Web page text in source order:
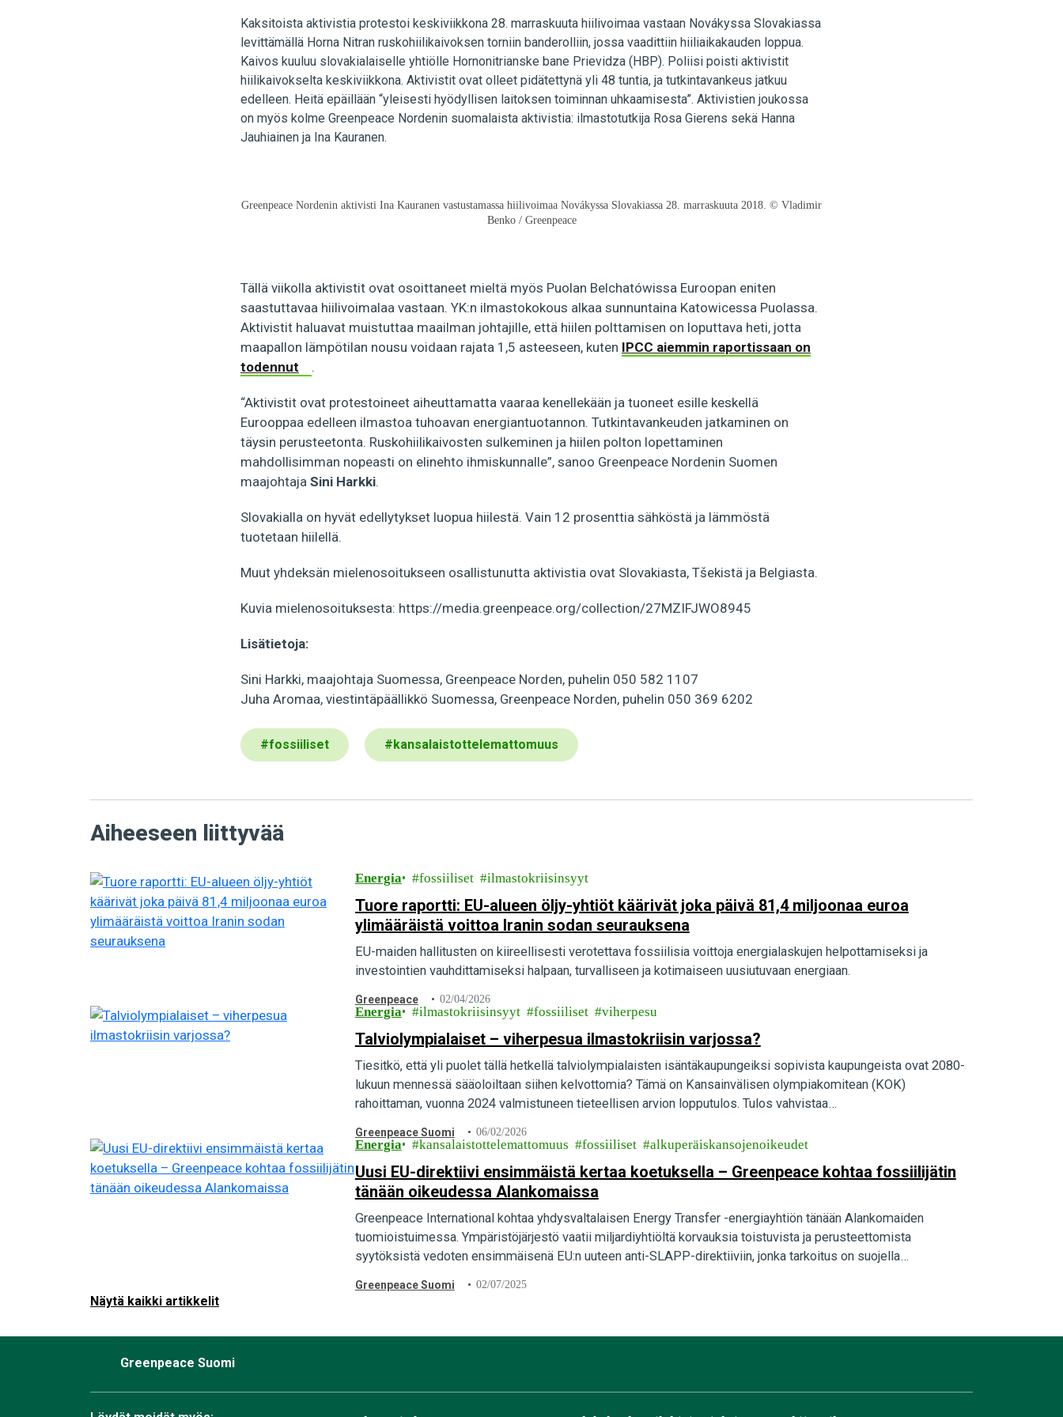
Kaksitoista aktivistia protestoi keskiviikkona 28. marraskuuta hiilivoimaa vastaan Novákyssa Slovakiassa
levittämällä Horna Nitran ruskohiilikaivoksen torniin banderolliin, jossa vaadittiin hiiliaikakauden loppua.
Kaivos kuuluu slovakialaiselle yhtiölle Hornonitrianske bane Prievidza (HBP). Poliisi poisti aktivistit
hiilikaivokselta keskiviikkona. Aktivistit ovat olleet pidätettynä yli 48 tuntia, ja tutkintavankeus jatkuu
edelleen. Heitä epäillään “yleisesti hyödyllisen laitoksen toiminnan uhkaamisesta”. Aktivistien joukossa
on myös kolme Greenpeace Nordenin suomalaista aktivistia: ilmastotutkija Rosa Gierens sekä Hanna
Jauhiainen ja Ina Kauranen.
Greenpeace Nordenin aktivisti Ina Kauranen vastustamassa hiilivoimaa Novákyssa Slovakiassa 28. marraskuuta 2018. © Vladimir
Benko / Greenpeace
Tällä viikolla aktivistit ovat osoittaneet mieltä myös Puolan Belchatówissa Euroopan eniten
saastuttavaa hiilivoimalaa vastaan. YK:n ilmastokokous alkaa sunnuntaina Katowicessa Puolassa.
Aktivistit haluavat muistuttaa maailman johtajille, että hiilen polttamisen on loputtava heti, jotta
maapallon lämpötilan nousu voidaan rajata 1,5 asteeseen, kuten IPCC aiemmin raportissaan on
todennut
.
“Aktivistit ovat protestoineet aiheuttamatta vaaraa kenellekään ja tuoneet esille keskellä
Eurooppaa edelleen ilmastoa tuhoavan energiantuotannon. Tutkintavankeuden jatkaminen on
täysin perusteetonta. Ruskohiilikaivosten sulkeminen ja hiilen polton lopettaminen
mahdollisimman nopeasti on elinehto ihmiskunnalle”, sanoo Greenpeace Nordenin Suomen
maajohtaja Sini Harkki.
Slovakialla on hyvät edellytykset luopua hiilestä. Vain 12 prosenttia sähköstä ja lämmöstä
tuotetaan hiilellä.
Muut yhdeksän mielenosoitukseen osallistunutta aktivistia ovat Slovakiasta, Tšekistä ja Belgiasta.
Kuvia mielenosoituksesta: https://media.greenpeace.org/collection/27MZIFJWO8945
Lisätietoja:
Sini Harkki, maajohtaja Suomessa, Greenpeace Norden, puhelin 050 582 1107
Juha Aromaa, viestintäpäällikkö Suomessa, Greenpeace Norden, puhelin 050 369 6202
#fossiiliset #kansalaistottelemattomuus
Aiheeseen liittyvää
Energia fossiiliset ilmastokriisinsyyt
Tuore raportti: EU-alueen öljy-yhtiöt käärivät joka päivä 81,4 miljoonaa euroa
ylimääräistä voittoa Iranin sodan seurauksena
EU-maiden hallitusten on kiireellisesti verotettava fossiilisia voittoja energialaskujen helpottamiseksi ja
investointien vauhdittamiseksi halpaan, turvalliseen ja kotimaiseen uusiutuvaan energiaan.
Greenpeace 02/04/2026
Energia ilmastokriisinsyyt fossiiliset viherpesu
Talviolympialaiset – viherpesua ilmastokriisin varjossa?
Tiesitkö, että yli puolet tällä hetkellä talviolympialaisten isäntäkaupungeiksi sopivista kaupungeista ovat 2080-
lukuun mennessä sääoloiltaan siihen kelvottomia? Tämä on Kansainvälisen olympiakomitean (KOK)
rahoittaman, vuonna 2024 valmistuneen tieteellisen arvion lopputulos. Tulos vahvistaa…
Greenpeace Suomi 06/02/2026
Energia kansalaistottelemattomuus fossiiliset alkuperäiskansojenoikeudet
Uusi EU-direktiivi ensimmäistä kertaa koetuksella – Greenpeace kohtaa fossiilijätin
tänään oikeudessa Alankomaissa
Greenpeace International kohtaa yhdysvaltalaisen Energy Transfer -energiayhtiön tänään Alankomaiden
tuomioistuimessa. Ympäristöjärjestö vaatii miljardiyhtiöltä korvauksia toistuvista ja perusteettomista
syytöksistä vedoten ensimmäisenä EU:n uuteen anti-SLAPP-direktiiviin, jonka tarkoitus on suojella
Greenpeace Suomi 02/07/2025
Näytä kaikki artikkelit
Greenpeace Suomi